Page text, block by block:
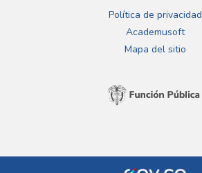
Política de privacidad
Academusoft
Mapa del sitio